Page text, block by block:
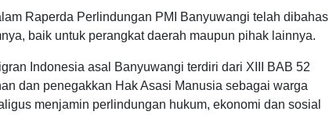
Raperda Perlindungan PMI Banyuwangi telah dibahas
baik untuk perangkat daerah maupun pihak lainnya.
Indonesia asal Banyuwangi terdiri dari XIII BAB 52
dan penegakkan Hak Asasi Manusia sebagai warga
menjamin perlindungan hukum, ekonomi dan sosial